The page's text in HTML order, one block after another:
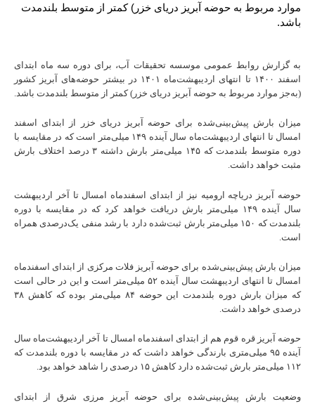
موارد مربوط به حوضه آبریز دریای خزر) کمتر از متوسط بلندمدت
باشد.
به گزارش روابط عمومی موسسه تحقیقات آب، برای دوره سه ماه ابتدای
اسفند ۱۴۰۰ تا انتهای اردیبهشت‌ماه ۱۴۰۱ در بیشتر حوضه‌های آبریز کشور
(به‌جز موارد مربوط به حوضه آبریز دریای خزر) کمتر از متوسط بلندمدت باشد.
میزان بارش پیش‌بینی‌شده برای حوضه آبریز دریای خزر از ابتدای اسفند
امسال تا انتهای اردیبهشت‌ماه سال آینده ۱۴۹ میلی‌متر است که در مقایسه با
دوره متوسط بلندمدت که ۱۴۵ میلی‌متر بارش داشته ۳ درصد اختلاف بارش
مثبت خواهد داشت.
حوضه آبریز دریاچه ارومیه نیز از ابتدای اسفندماه امسال تا آخر اردیبهشت
سال آینده ۱۴۹ میلی‌متر بارش دریافت خواهد کرد که در مقایسه با دوره
بلندمدت که ۱۵۰ میلی‌متر بارش ثبت‌شده دارد با رشد منفی یک‌درصدی همراه
است.
میزان بارش پیش‌بینی‌شده برای حوضه آبریز فلات مرکزی از ابتدای اسفندماه
امسال تا انتهای اردیبهشت سال آینده ۵۲ میلی‌متر است و این در حالی است
که میزان بارش دوره بلندمدت این حوضه ۸۴ میلی‌متر بوده که کاهش ۳۸
درصدی خواهد داشت.
حوضه آبریز قره قوم هم از ابتدای اسفندماه امسال تا آخر اردیبهشت‌ماه سال
آینده ۹۵ میلی‌متری بارندگی خواهد داشت که در مقایسه با دوره بلندمدت که
۱۱۲ میلی‌متر بارش ثبت‌شده دارد کاهش ۱۵ درصدی را شاهد خواهد بود.
وضعیت بارش پیش‌بینی‌شده برای حوضه آبریز مرزی شرق از ابتدای